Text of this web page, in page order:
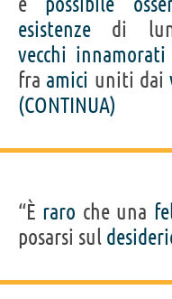
esistenze di
vecchi innamorati
fra amici uniti dai
(CONTINUA)
“È raro che una
posarsi sul